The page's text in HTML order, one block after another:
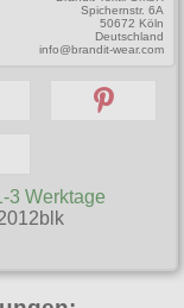
Spichernstr. 6A
50672 Köln
Deutschland
info@brandit-wear.com
3 Werktage